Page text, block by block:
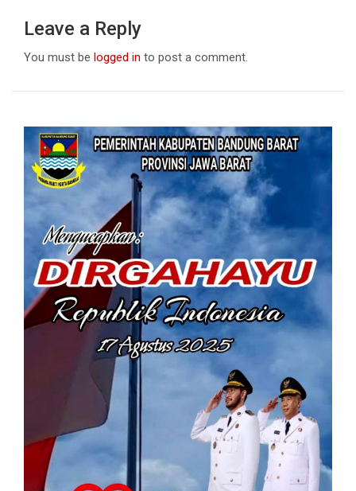
Leave a Reply
You must be logged in to post a comment.